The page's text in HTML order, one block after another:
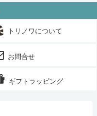
トリノワについて
お問合せ
ギフトラッピング